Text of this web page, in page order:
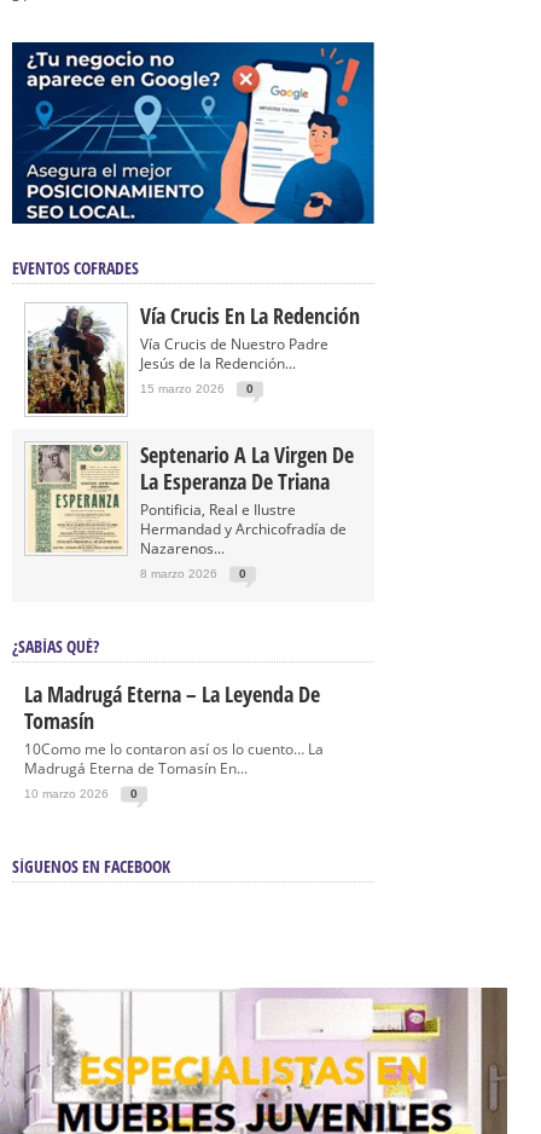
EVENTOS COFRADES
Vía Crucis En La Redención
Vía Crucis de Nuestro Padre
Jesús de la Redención...
15 marzo 2026 0
Septenario A La Virgen De
La Esperanza De Triana
Pontificia, Real e Ilustre
Hermandad y Archicofradía de
Nazarenos...
8 marzo 2026 0
¿SABÍAS QUÉ?
La Madrugá Eterna – La Leyenda De
Tomasín
10Como me lo contaron así os lo cuento… La
Madrugá Eterna de Tomasín En...
10 marzo 2026 0
SÍGUENOS EN FACEBOOK